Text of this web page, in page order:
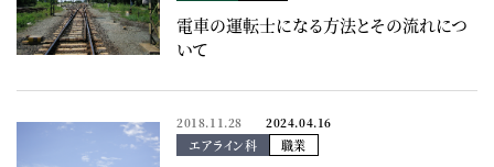
電車の運転士になる方法とその流れにつ
いて
2018.11.28 2024.04.16
エアライン科 職業